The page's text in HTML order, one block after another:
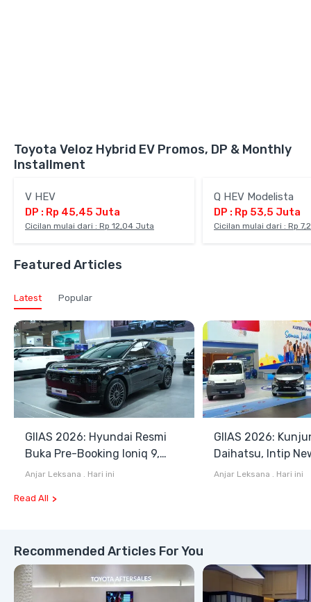
Toyota Veloz Hybrid EV Promos, DP & Monthly
Installment
V HEV
DP : Rp 45,45 Juta
Cicilan mulai dari : Rp 12,04 Juta
Q HEV Modelista
DP : Rp 53,5 Juta
Cicilan mulai dari : Rp
Featured Articles
Latest Popular
GIIAS 2026: Hyundai Resmi
Buka Pre-Booking Ioniq 9,
Harga Mulai Rp1,49 Miliar
Anjar Leksana Hari ini
GIIAS 2026:
Daihatsu, Intip
Terios SE hingga
Anjar Leksana Hari ini
Read All
Recommended Articles For You